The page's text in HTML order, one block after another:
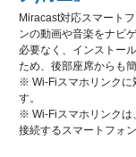
Miracast対応スマート
ンの動画や音楽をナビ
必要なく、インストー
ため、後部座席からも
※ Wi-Fiスマホリンクに
す。
※ Wi-Fiスマホリンクは
接続するスマートフォ